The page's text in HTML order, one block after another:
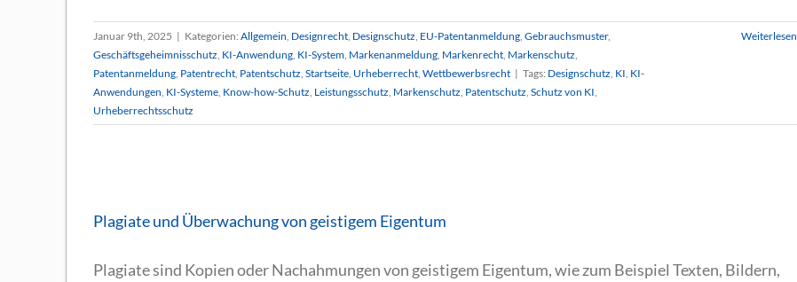
Januar 9th, 2025 | Kategorien: Allgemein, Designrecht, Designschutz, EU-Patentanmeldung, Gebrauchsmuster,
Geschäftsgeheimnisschutz, KI-Anwendung, KI-System, Markenanmeldung, Markenrecht, Markenschutz,
Patentanmeldung, Patentrecht, Patentschutz, Startseite, Urheberrecht, Wettbewerbsrecht | Tags: Designschutz, KI, KI-
Anwendungen, KI-Systeme, Know-how-Schutz, Leistungsschutz, Markenschutz, Patentschutz, Schutz von KI,
Urheberrechtsschutz
Weiterlesen
Plagiate und Überwachung von geistigem Eigentum
Plagiate sind Kopien oder Nachahmungen von geistigem Eigentum, wie zum Beispiel Texten, Bildern,